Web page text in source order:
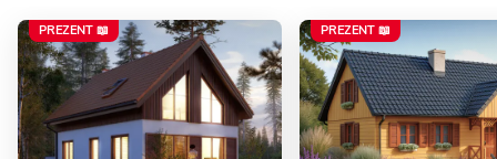
PREZENT 📖 PREZENT 📖